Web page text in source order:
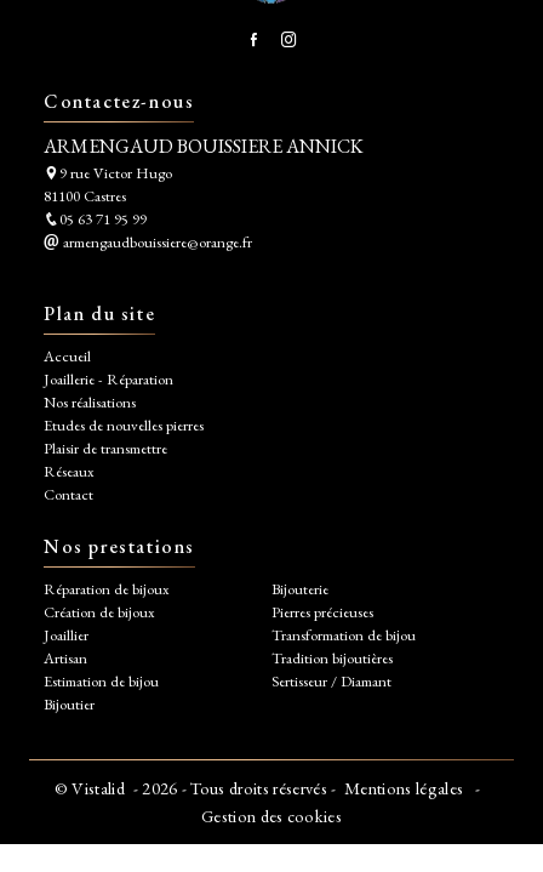
Contactez-nous
ARMENGAUD BOUISSIERE ANNICK
9 rue Victor Hugo
81100 Castres
05 63 71 95 99
armengaudbouissiere@orange.fr
Plan du site
Accueil
Joaillerie - Réparation
Nos réalisations
Etudes de nouvelles pierres
Plaisir de transmettre
Réseaux
Contact
Nos prestations
Réparation de bijoux
Création de bijoux
Joaillier
Artisan
Estimation de bijou
Bijoutier
Bijouterie
Pierres précieuses
Transformation de bijou
Tradition bijoutières
Sertisseur / Diamant
©Vistalid - 2026 - Tous droits réservés - Mentions légales -
Gestion des cookies